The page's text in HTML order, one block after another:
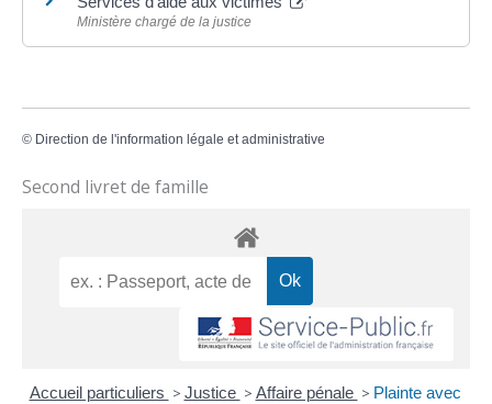
Ministère chargé de la justice
© Direction de l'information légale et administrative
Second livret de famille
Accueil particuliers > Justice > Affaire pénale > Plainte avec